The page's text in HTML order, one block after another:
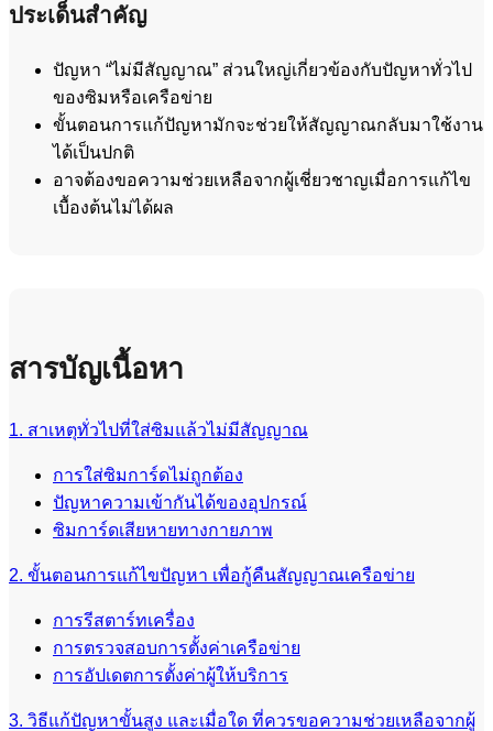
ประเด็นสำคัญ
ปัญหา “ไม่มีสัญญาณ” ส่วนใหญ่เกี่ยวข้องกับปัญหาทั่วไป
ของซิมหรือเครือข่าย
ขั้นตอนการแก้ปัญหามักจะช่วยให้สัญญาณกลับมาใช้งาน
ได้เป็นปกติ
อาจต้องขอความช่วยเหลือจากผู้เชี่ยวชาญเมื่อการแก้ไข
เบื้องต้นไม่ได้ผล
สารบัญเนื้อหา
1. สาเหตุทั่วไปที่ใส่ซิมแล้วไม่มีสัญญาณ
การใส่ซิมการ์ดไม่ถูกต้อง
ปัญหาความเข้ากันได้ของอุปกรณ์
ซิมการ์ดเสียหายทางกายภาพ
2. ขั้นตอนการแก้ไขปัญหา เพื่อกู้คืนสัญญาณเครือข่าย
การรีสตาร์ทเครื่อง
การตรวจสอบการตั้งค่าเครือข่าย
การอัปเดตการตั้งค่าผู้ให้บริการ
3. วิธีแก้ปัญหาขั้นสูง และเมื่อใด ที่ควรขอความช่วยเหลือจากผู้